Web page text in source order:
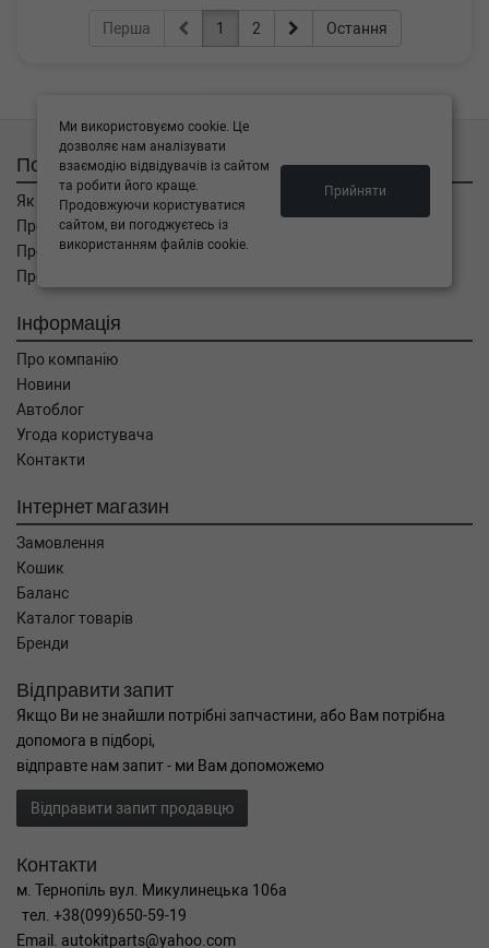
Перша 1 2 Остання
Покупцям
Як замовити
Про оплату
Про доставку
Про повернення
Інформація
Про компанію
Новини
Автоблог
Угода користувача
Контакти
Інтернет магазин
Замовлення
Кошик
Баланс
Каталог товарів
Бренди
Відправити запит
Якщо Ви не знайшли потрібні запчастини, або Вам потрібна
допомога в підборі,
відправте нам запит - ми Вам допоможемо
Відправити запит продавцю
Контакти
м. Тернопіль вул. Микулинецька 106а
тел. +38(099)650-59-19
Email. autokitparts@yahoo.com
Ми використовуємо cookie. Це
дозволяє нам аналізувати
взаємодію відвідувачів із сайтом
та робити його краще.
Продовжуючи користуватися
сайтом, ви погоджуєтесь із
використанням файлів cookie.
Прийняти